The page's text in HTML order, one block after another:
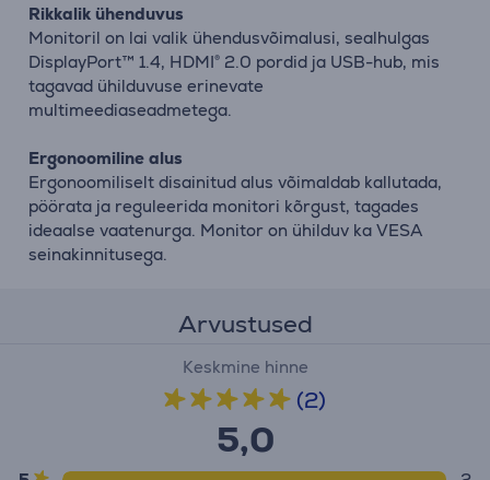
Rikkalik ühenduvus
Monitoril on lai valik ühendusvõimalusi, sealhulgas
DisplayPort™ 1.4, HDMI® 2.0 pordid ja USB-hub, mis
tagavad ühilduvuse erinevate
multimeediaseadmetega.
Ergonoomiline alus
Ergonoomiliselt disainitud alus võimaldab kallutada,
pöörata ja reguleerida monitori kõrgust, tagades
ideaalse vaatenurga. Monitor on ühilduv ka VESA
seinakinnitusega.
Arvustused
Keskmine hinne
(2)
5,0